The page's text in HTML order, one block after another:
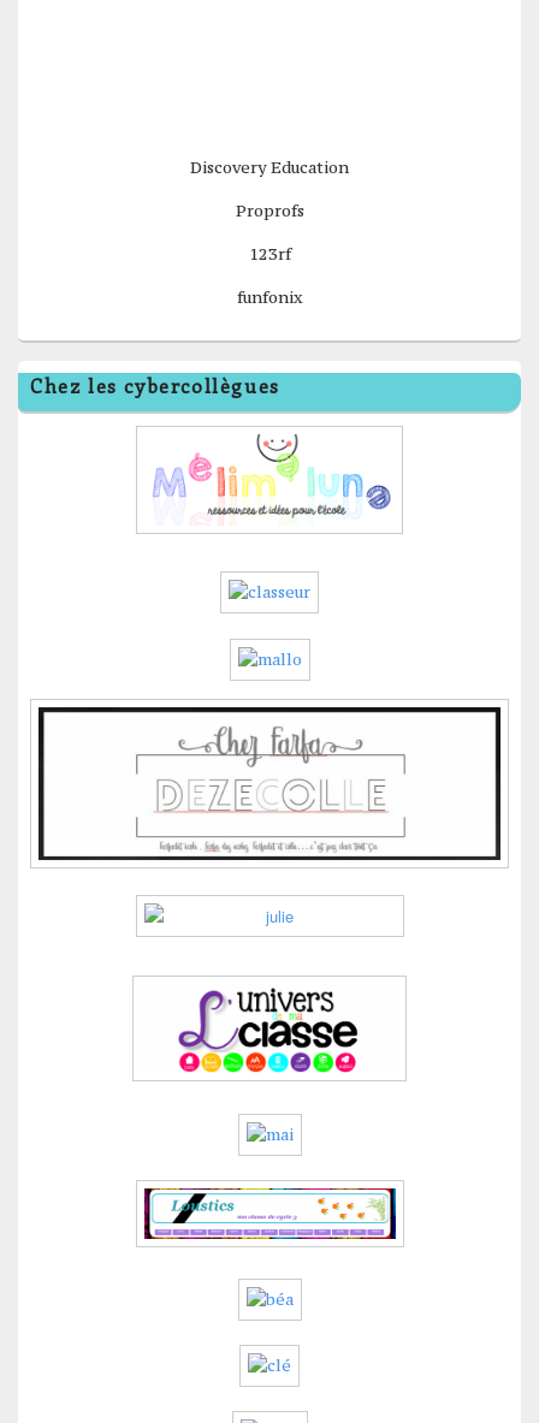
Discovery Education
Proprofs
123rf
funfonix
Chez les cybercollègues